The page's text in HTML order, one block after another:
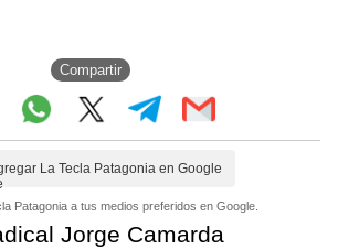
Compartir
La Tecla Patagonia en Google
Patagonia a tus medios preferidos en Google.
Jorge Camarda